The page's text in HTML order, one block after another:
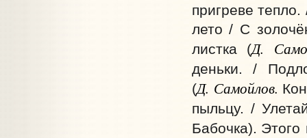
пригреве
лето / С
листка
(Д.
деньки. /
(Д. Самойлов.
пыльцу. /
Бабочка). Этого